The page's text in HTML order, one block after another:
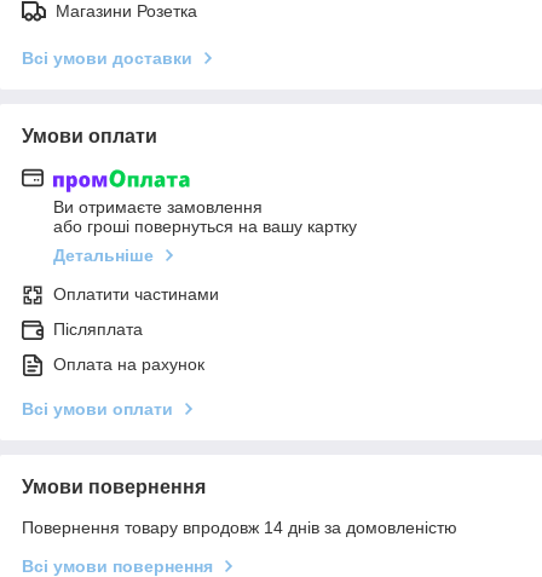
Магазини Розетка
Всі умови доставки
Умови оплати
Ви отримаєте замовлення
або гроші повернуться на вашу картку
Детальніше
Оплатити частинами
Післяплата
Оплата на рахунок
Всі умови оплати
Умови повернення
Повернення товару впродовж 14 днів за домовленістю
Всі умови повернення